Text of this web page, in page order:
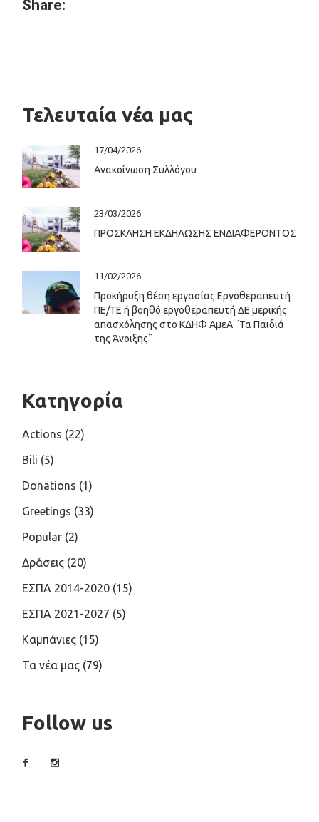
Share:
Τελευταία νέα μας
17/04/2026
Ανακοίνωση Συλλόγου
23/03/2026
ΠΡΟΣΚΛΗΣΗ ΕΚΔΗΛΩΣΗΣ ΕΝΔΙΑΦΕΡΟΝΤΟΣ
11/02/2026
Προκήρυξη θέση εργασίας Εργοθεραπευτή
ΠΕ/ΤΕ ή βοηθό εργοθεραπευτή ΔΕ μερικής
απασχόλησης στο ΚΔΗΦ ΑμεΑ ¨Τα Παιδιά
της Άνοιξης¨
Κατηγορία
Actions (22)
Bili (5)
Donations (1)
Greetings (33)
Popular (2)
Δράσεις (20)
ΕΣΠΑ 2014-2020 (15)
ΕΣΠΑ 2021-2027 (5)
Καμπάνιες (15)
Τα νέα μας (79)
Follow us